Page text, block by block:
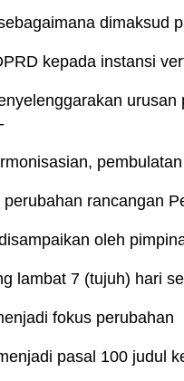
dimaksud
kepada instansi
urusan
rancangan
oleh
lambat 7 (tujuh) hari
fokus perubahan
pasal 100 judul